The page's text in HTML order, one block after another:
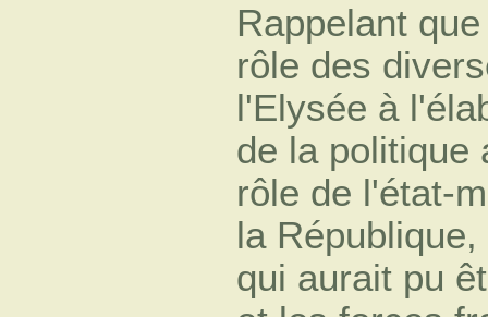
Rappelant
rôle des
l'Elysée à
de la politique
rôle de l'état-
la
qui aurait pu